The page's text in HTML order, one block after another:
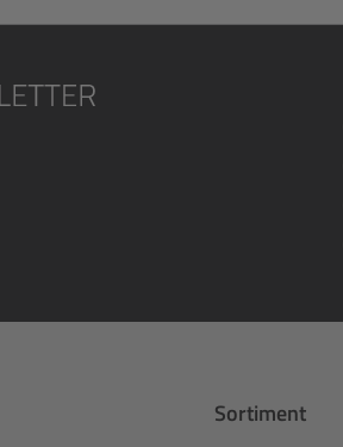
Sortiment